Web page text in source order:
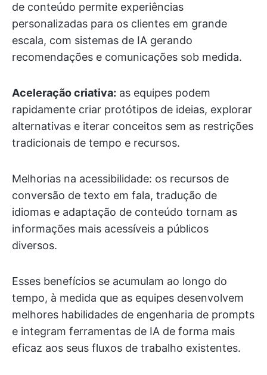
de conteúdo permite experiências
personalizadas para os clientes em grande
escala, com sistemas de IA gerando
recomendações e comunicações sob medida.
Aceleração criativa: as equipes podem
rapidamente criar protótipos de ideias, explorar
alternativas e iterar conceitos sem as restrições
tradicionais de tempo e recursos.
Melhorias na acessibilidade: os recursos de
conversão de texto em fala, tradução de
idiomas e adaptação de conteúdo tornam as
informações mais acessíveis a públicos
diversos.
Esses benefícios se acumulam ao longo do
tempo, à medida que as equipes desenvolvem
melhores habilidades de engenharia de prompts
e integram ferramentas de IA de forma mais
eficaz aos seus fluxos de trabalho existentes.